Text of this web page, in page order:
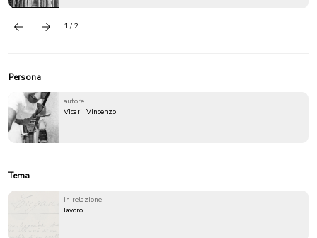
Precedentesuccessivo
1 / 2
Persona
autore
Vicari, Vincenzo
Tema
in relazione
lavoro